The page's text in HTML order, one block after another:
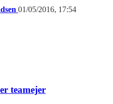
01/05/2016, 17:54
teamejer